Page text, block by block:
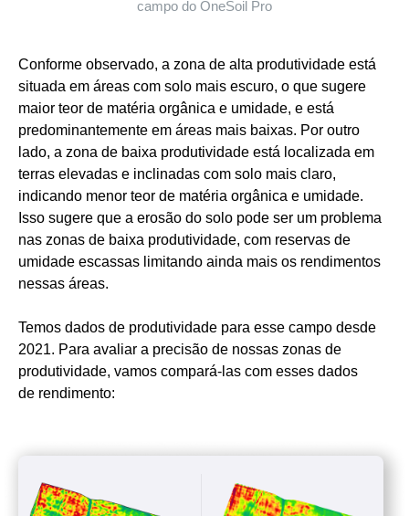
campo do OneSoil Pro
Conforme observado, a zona de alta produtividade está
situada em áreas com solo mais escuro, o que sugere
maior teor de matéria orgânica e umidade, e está
predominantemente em áreas mais baixas. Por outro
lado, a zona de baixa produtividade está localizada em
terras elevadas e inclinadas com solo mais claro,
indicando menor teor de matéria orgânica e umidade.
Isso sugere que a erosão do solo pode ser um problema
nas zonas de baixa produtividade, com reservas de
umidade escassas limitando ainda mais os rendimentos
nessas áreas.
Temos dados de produtividade para esse campo desde
2021. Para avaliar a precisão de nossas zonas de
produtividade, vamos compará-las com esses dados
de rendimento: